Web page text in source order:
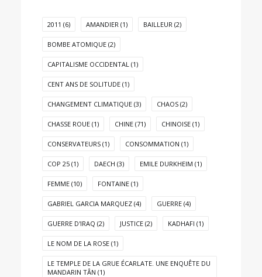
2011 (6) AMANDIER (1) BAILLEUR (2)
BOMBE ATOMIQUE (2)
CAPITALISME OCCIDENTAL (1)
CENT ANS DE SOLITUDE (1)
CHANGEMENT CLIMATIQUE (3) CHAOS (2)
CHASSE ROUE (1) CHINE (71) CHINOISE (1)
CONSERVATEURS (1) CONSOMMATION (1)
COP 25 (1) DAECH (3) EMILE DURKHEIM (1)
FEMME (10) FONTAINE (1)
GABRIEL GARCIA MARQUEZ (4) GUERRE (4)
GUERRE D'IRAQ (2) JUSTICE (2) KADHAFI (1)
LE NOM DE LA ROSE (1)
LE TEMPLE DE LA GRUE ÉCARLATE. UNE ENQUÊTE DU
MANDARIN TÂN (1)